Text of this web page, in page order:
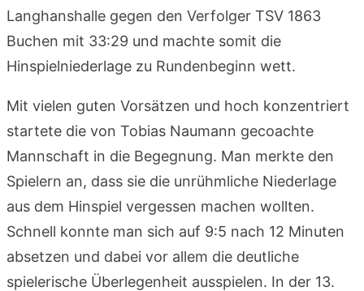
Langhanshalle gegen den Verfolger TSV 1863
Buchen mit 33:29 und machte somit die
Hinspielniederlage zu Rundenbeginn wett.
Mit vielen guten Vorsätzen und hoch konzentriert
startete die von Tobias Naumann gecoachte
Mannschaft in die Begegnung. Man merkte den
Spielern an, dass sie die unrühmliche Niederlage
aus dem Hinspiel vergessen machen wollten.
Schnell konnte man sich auf 9:5 nach 12 Minuten
absetzen und dabei vor allem die deutliche
spielerische Überlegenheit ausspielen. In der 13.